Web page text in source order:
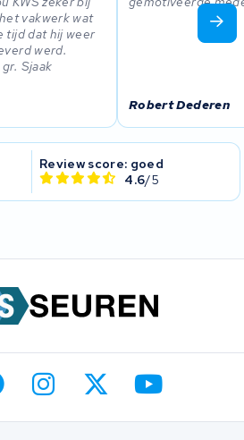
vakwerk wat
tijd dat hij weer
werd.
Sjaak
Robert Dederen
Review score: goed
4.6/5